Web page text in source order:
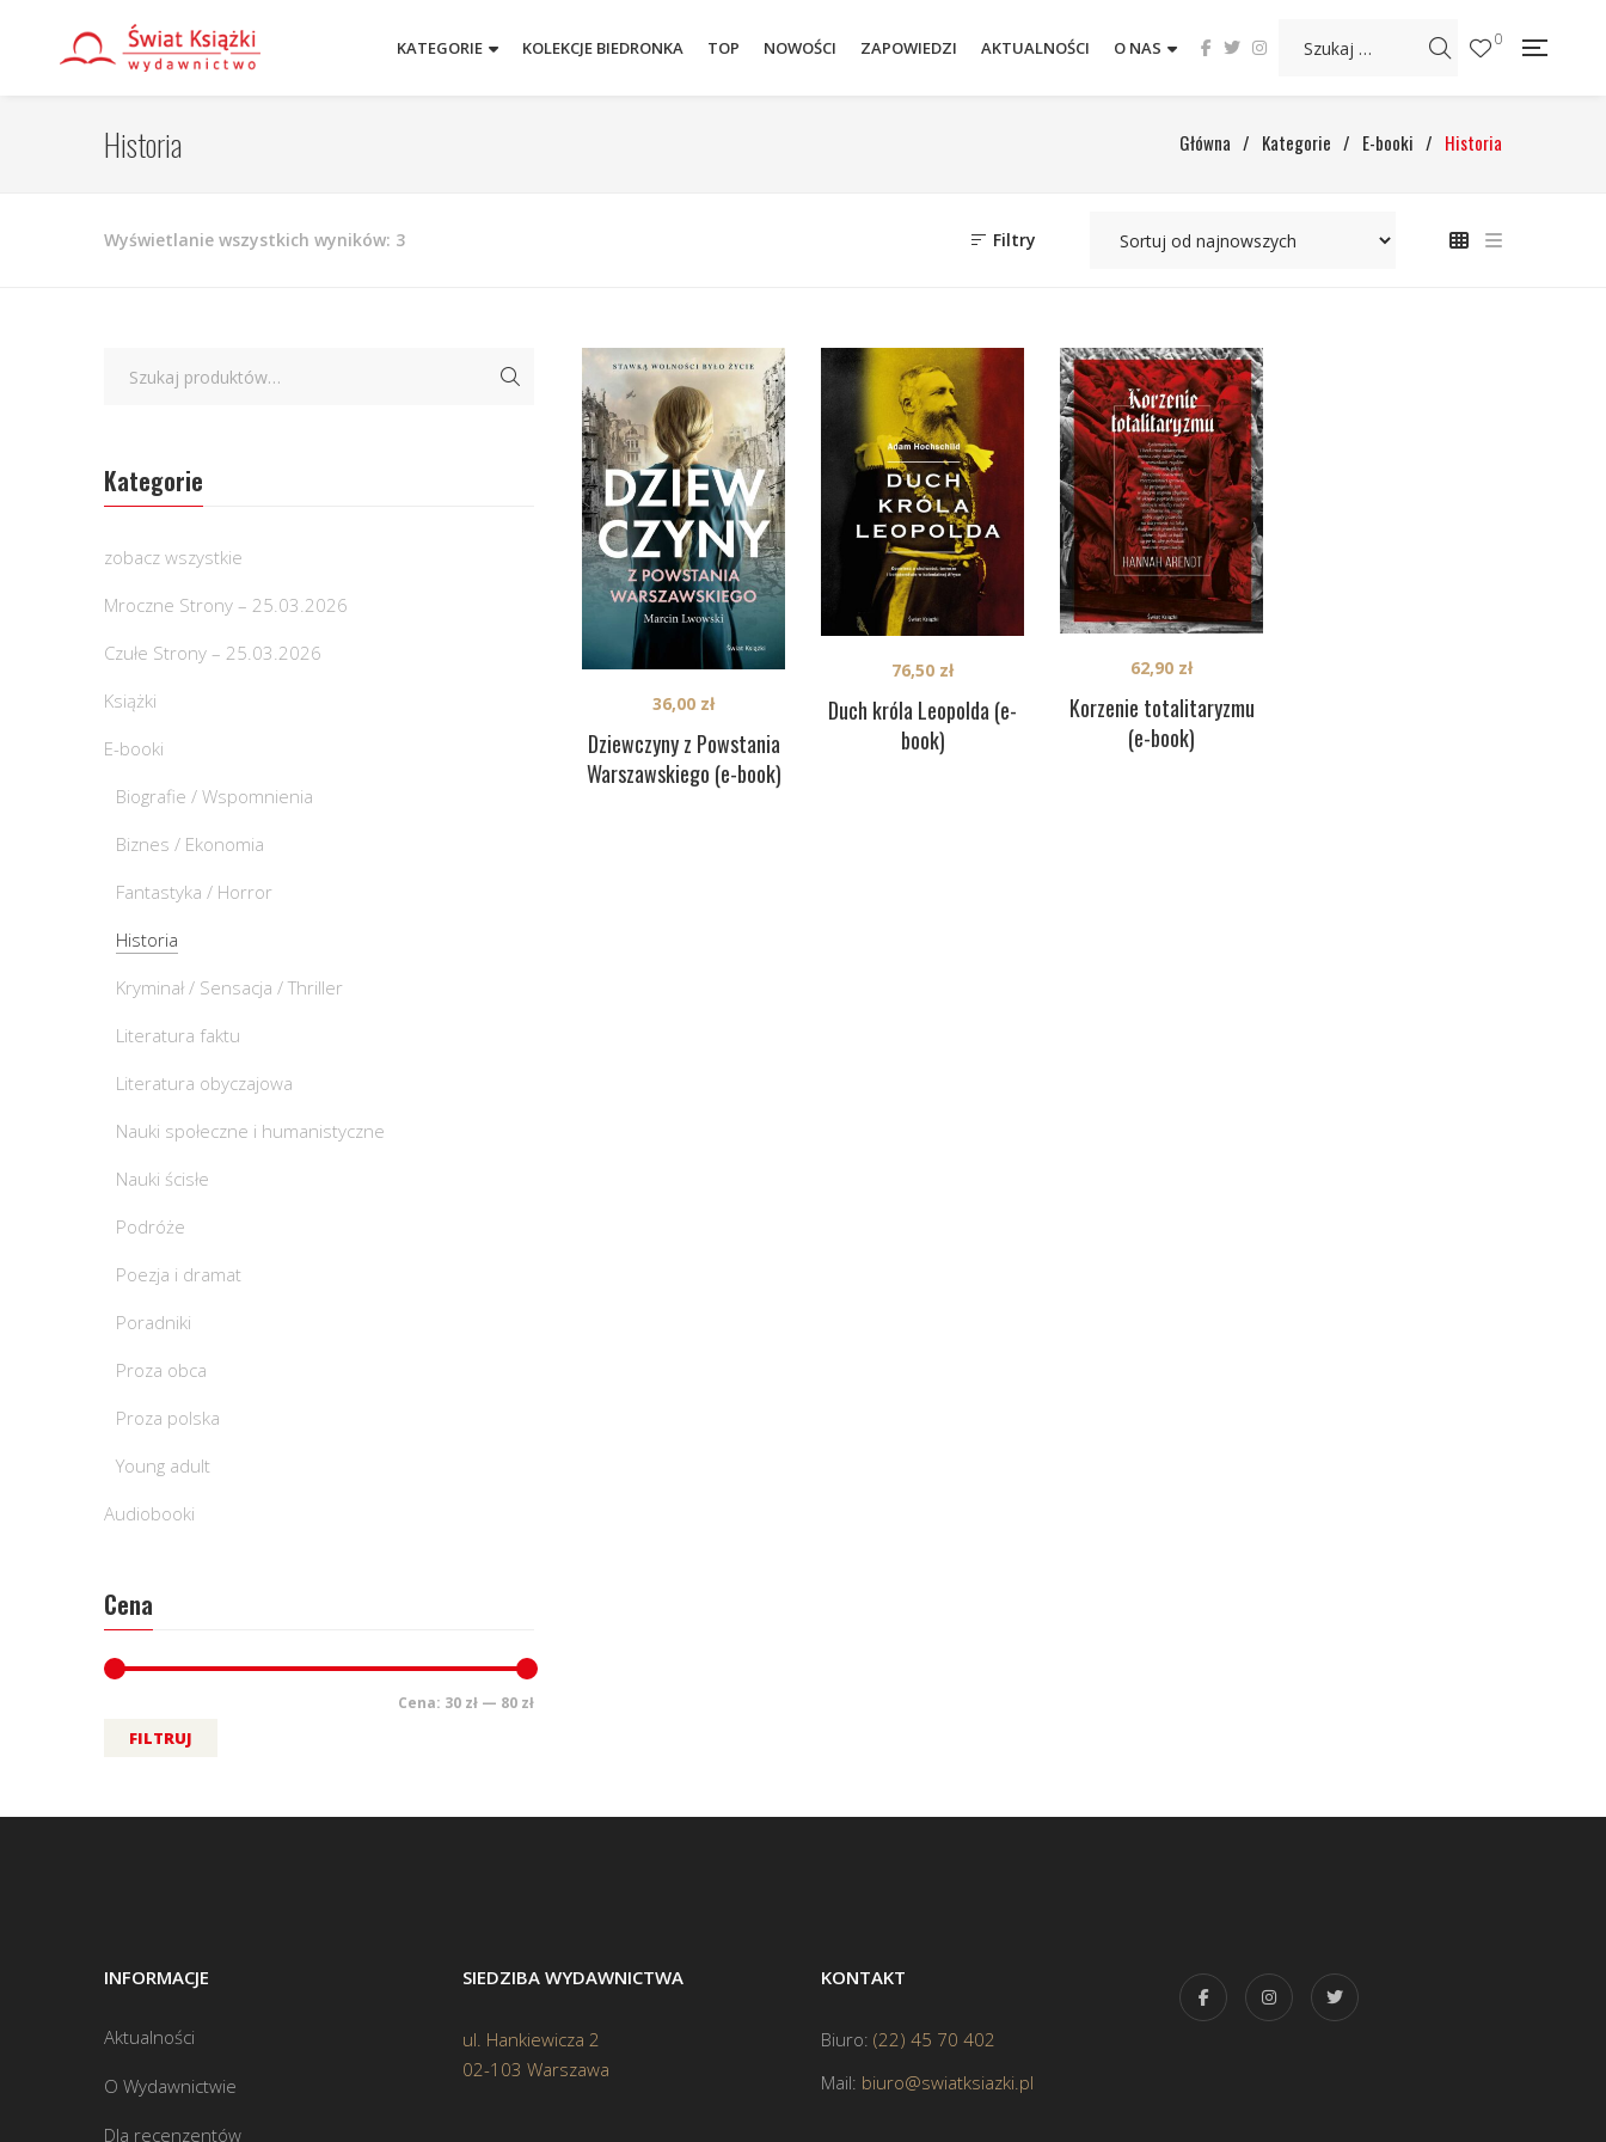
KATEGORIE KOLEKCJE BIEDRONKA TOP NOWOŚCI ZAPOWIEDZI AKTUALNOŚCI O NAS 0
Historia Główna / Kategorie / E-booki / Historia
Wyświetlanie wszystkich wyników: 3Posortowane
Filtry
Dziewczyny z Powstania
Warszawskiego (e-book)
36,00 zł
Duch króla Leopolda (e-
book)
76,50 zł
Korzenie totalitaryzmu
(e-book)
62,90 zł
Kategorie
zobacz wszystkie
Mroczne Strony – 25.03.2026
Czułe Strony – 25.03.2026
Książki
E-booki
Biografie / Wspomnienia
Biznes / Ekonomia
Fantastyka / Horror
Historia
Kryminał / Sensacja / Thriller
Literatura faktu
Literatura obyczajowa
Nauki społeczne i humanistyczne
Nauki ścisłe
Podróże
Poezja i dramat
Poradniki
Proza obca
Proza polska
Young adult
Audiobooki
Cena
FILTRUJ
Cena: 30 zł — 80 zł
INFORMACJE
Aktualności
O Wydawnictwie
Dla recenzentów
SIEDZIBA WYDAWNICTWA
ul. Hankiewicza 2
02-103 Warszawa
KONTAKT
Biuro: (22) 45 70 402
Mail: biuro@swiatksiazki.pl